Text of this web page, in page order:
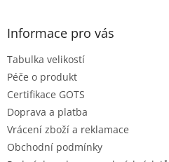
Informace pro vás
Tabulka velikostí
Péče o produkt
Certifikace GOTS
Doprava a platba
Vrácení zboží a reklamace
Obchodní podmínky